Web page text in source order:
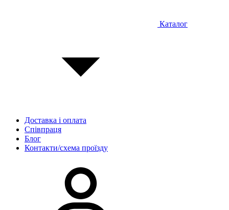
Каталог
Доставка і оплата
Співпраця
Блог
Контакти/схема проїзду